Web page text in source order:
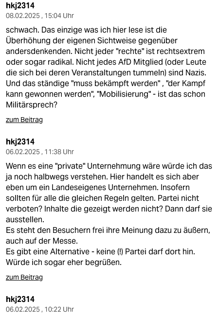
hkj2314
08.02.2025 , 15:04 Uhr
schwach. Das einzige was ich hier lese ist die
Überhöhung der eigenen Sichtweise gegenüber
andersdenkenden. Nicht jeder "rechte" ist rechtsextrem
oder sogar radikal. Nicht jedes AfD Mitglied (oder Leute
die sich bei deren Veranstaltungen tummeln) sind Nazis.
Und das ständige "muss bekämpft werden" , "der Kampf
kann gewonnen werden", "Mobilisierung" - ist das schon
Militärsprech?
zum Beitrag
hkj2314
06.02.2025 , 11:38 Uhr
Wenn es eine "private" Unternehmung wäre würde ich das
ja noch halbwegs verstehen. Hier handelt es sich aber
eben um ein Landeseigenes Unternehmen. Insofern
sollten für alle die gleichen Regeln gelten. Partei nicht
verboten? Inhalte die gezeigt werden nicht? Dann darf sie
ausstellen.
Es steht den Besuchern frei ihre Meinung dazu zu äußern,
auch auf der Messe.
Es gibt eine Alternative - keine (!) Partei darf dort hin.
Würde ich sogar eher begrüßen.
zum Beitrag
hkj2314
06.02.2025 , 10:22 Uhr